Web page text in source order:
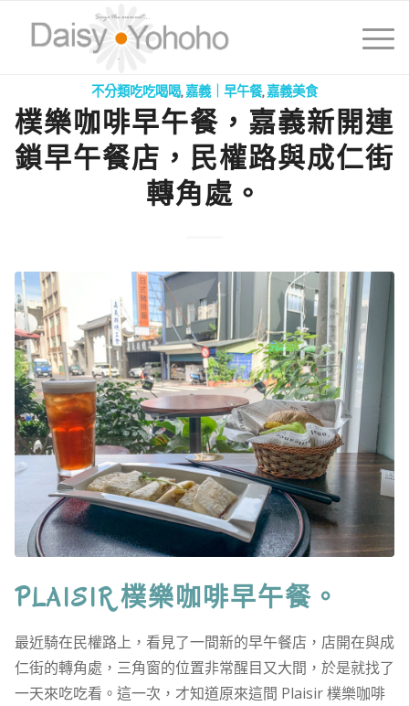
不分類吃吃喝喝,嘉義｜早午餐,嘉義美食
樸樂咖啡早午餐，嘉義新開連
鎖早午餐店，民權路與成仁街
轉角處。
PLAISIR 樸樂咖啡早午餐。
最近騎在民權路上，看見了一間新的早午餐店，店開在與成
仁街的轉角處，三角窗的位置非常醒目又大間，於是就找了
一天來吃吃看。這一次，才知道原來這間 Plaisir 樸樂咖啡